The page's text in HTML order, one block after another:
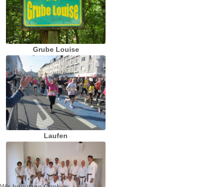
Grube Louise
Laufen